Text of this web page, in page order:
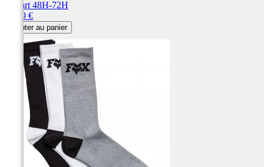
Départ 48H-72H
34,99 €
Ajouter au panier